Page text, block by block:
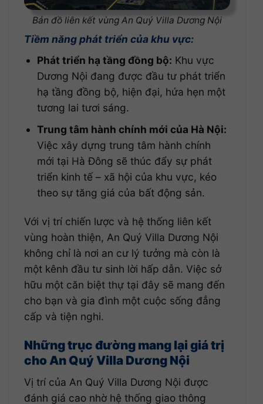
Bản đồ liên kết vùng An Quý Villa Dương Nội
Tiềm năng phát triển của khu vực:
Phát triển hạ tầng đồng bộ: Khu vực
Dương Nội đang được đầu tư phát triển
hạ tầng đồng bộ, hiện đại, hứa hẹn một
tương lai tươi sáng.
Trung tâm hành chính mới của Hà Nội:
Việc xây dựng trung tâm hành chính
mới tại Hà Đông sẽ thúc đẩy sự phát
triển kinh tế – xã hội của khu vực, kéo
theo sự tăng giá của bất động sản.
Với vị trí chiến lược và hệ thống liên kết
vùng hoàn thiện, An Quý Villa Dương Nội
không chỉ là nơi an cư lý tưởng mà còn là
một kênh đầu tư sinh lời hấp dẫn. Việc sở
hữu một căn biệt thự tại đây sẽ mang đến
cho bạn và gia đình một cuộc sống đẳng
cấp và tiện nghi.
Những trục đường mang lại giá trị
cho An Quý Villa Dương Nội
Vị trí của An Quý Villa Dương Nội được
đánh giá cao nhờ hệ thống giao thông